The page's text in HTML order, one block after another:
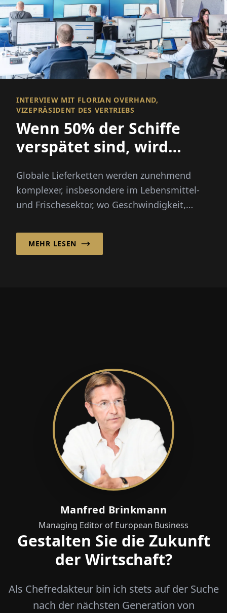
INTERVIEW MIT FLORIAN OVERHAND,
VIZEPRÄSIDENT DES VERTRIEBS
Wenn 50% der Schiffe
verspätet sind, wird
Globale Lieferketten werden zunehmend
komplexer, insbesondere im Lebensmittel-
und Frischesektor, wo Geschwindigkeit,
entscheidend sind...
MEHR LESEN
Manfred Brinkmann
Managing Editor of European Business
Gestalten Sie die Zukunft
der Wirtschaft?
Als Chefredakteur bin ich stets auf der Suche
nach der nächsten Generation von